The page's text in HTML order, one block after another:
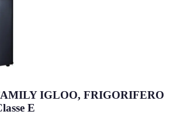
IGLOO, FRIGORIFERO
E